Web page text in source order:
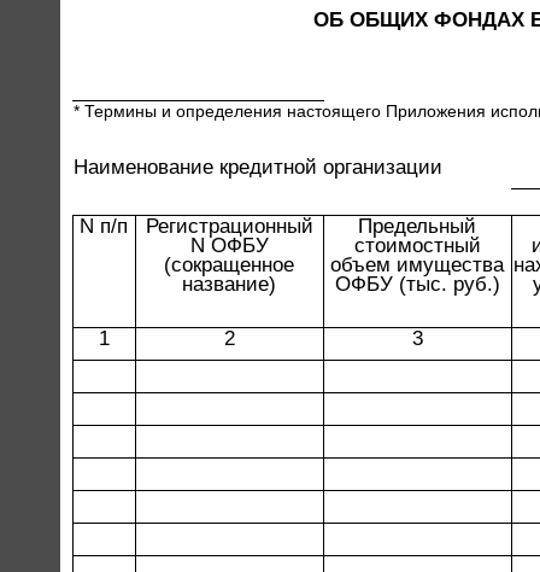
ОБ ОБЩИХ ФОНДАХ
* Термины и определения настоящего Приложения
Наименование кредитной организации
N п/п
Регистрационный
N ОФБУ
(сокращенное
название)
Предельный
стоимостный
объем имущества
ОФБУ (тыс. руб.)
1 2 3